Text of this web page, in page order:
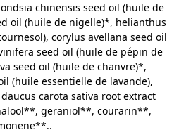
chinensis seed oil (huile de
oil (huile de nigelle)*, helianthus
corylus avellana seed oil
seed oil (huile de pépin de
seed oil (huile de chanvre)*,
(huile essentielle de lavande),
carota sativa root extract
geraniol**, courarin**,